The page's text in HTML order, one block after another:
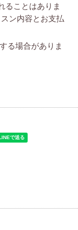
ることはありま
ン内容とお支払
る場合がありま